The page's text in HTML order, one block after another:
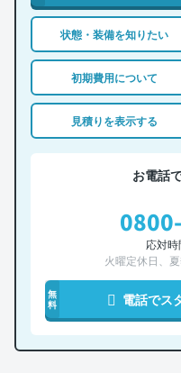
状態・装備を知りたい
初期費用について
見積りを表示する
お電話
応対
火曜定休日、
無
料
電話でス